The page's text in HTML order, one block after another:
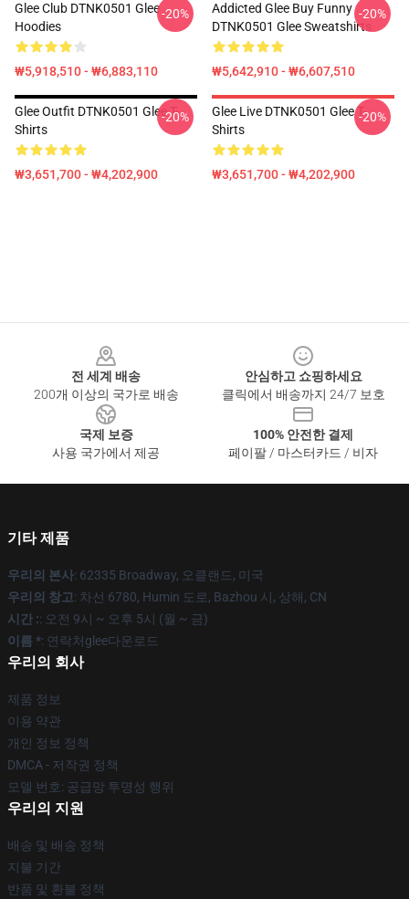
Glee Club DTNK0501 Glee
Hoodies
₩5,918,510 - ₩6,883,110
-20%
Addicted Glee Buy Funny
DTNK0501 Glee Sweatshirts
₩5,642,910 - ₩6,607,510
-20%
Glee Outfit DTNK0501 Glee T-
Shirts
₩3,651,700 - ₩4,202,900
-20%
Glee Live DTNK0501 Glee T-
Shirts
₩3,651,700 - ₩4,202,900
-20%
전 세계 배송
200개 이상의 국가로 배송
안심하고 쇼핑하세요
클릭에서 배송까지 24/7 보호
국제 보증
사용 국가에서 제공
100% 안전한 결제
페이팔 / 마스터카드 / 비자
기타 제품
우리의 본사: 62335 Broadway, 오클랜드, 미국
우리의 창고: 차선 6780, Humin 도로, Bazhou 시, 상해, CN
시간 :: 오전 9시 ~ 오후 5시 (월 ~ 금)
이름 *: 연락처glee다운로드
우리의 회사
제품 정보
이용 약관
개인 정보 정책
DMCA - 저작권 정책
모델 번호: 공급망 투명성 행위
우리의 지원
배송 및 배송 정책
지불 기간
반품 및 환불 정책